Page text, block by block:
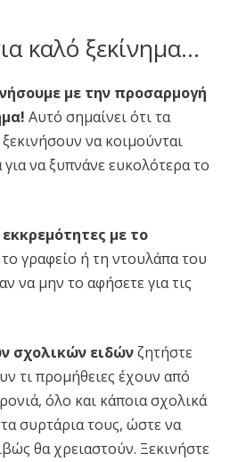
καλό ξεκίνημα…
με την προσαρμογή
Αυτό σημαίνει ότι τα
να κοιμούνται
να ξυπνάνε ευκολότερα το
με το
το γραφείο ή τη ντουλάπα του
να μην το αφήσετε για τις
σχολικών ειδώνζητήστε
τι προμήθειες έχουν από
όλο και κάποια σχολικά
συρτάρια τους, ώστε να
θα χρειαστούν. Ξεκινήστε